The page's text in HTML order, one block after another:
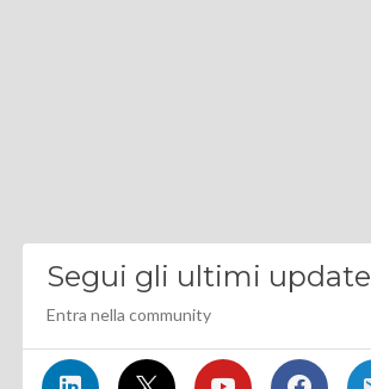
Segui gli ultimi update
Entra nella community